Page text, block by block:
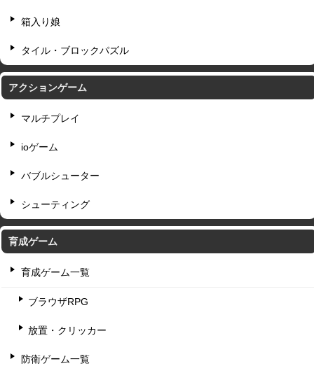
箱入り娘
タイル・ブロックパズル
アクションゲーム
マルチプレイ
ioゲーム
バブルシューター
シューティング
育成ゲーム
育成ゲーム一覧
ブラウザRPG
放置・クリッカー
防衛ゲーム一覧